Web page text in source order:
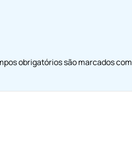
obrigatórios são marcados com